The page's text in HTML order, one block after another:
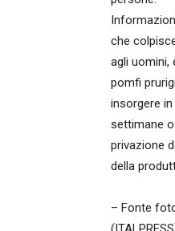
che
agli uomini,
pomfi
insorgere
settimane
privazione
della
– Fonte